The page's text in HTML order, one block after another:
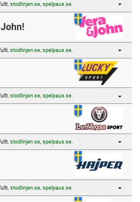
stodlinjen.se, spelpaus.se.
stodlinjen.se, spelpaus.se.
stodlinjen.se, spelpaus.se.
stodlinjen.se, spelpaus.se.
stodlinjen.se, spelpaus.se.